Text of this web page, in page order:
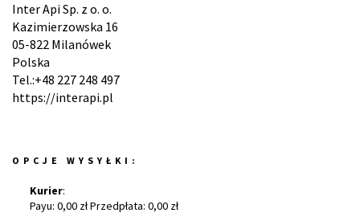
Inter Api Sp. z o. o.
Kazimierzowska 16
05-822 Milanówek
Polska
Tel.:+48 227 248 497
https://interapi.pl
OPCJE WYSYŁKI:
Kurier:
Payu: 0,00 zł Przedpłata: 0,00 zł